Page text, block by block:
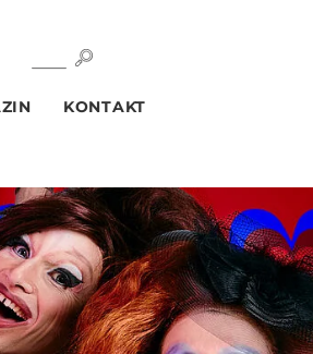
SUCHE
KONTAKT